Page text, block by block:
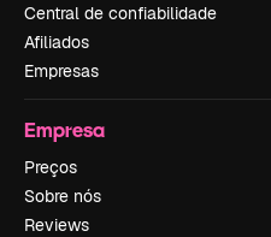
Central de confiabilidade
Afiliados
Empresas
Empresa
Preços
Sobre nós
Reviews